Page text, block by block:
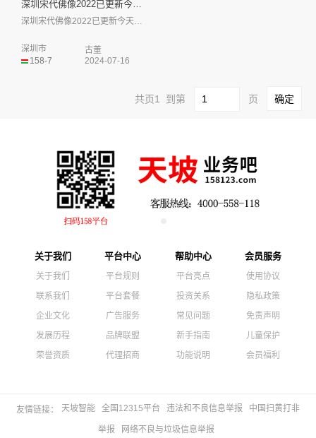
深圳宋代佛像2022已更新今天...
深圳宋代佛像2022已更新今天行情现金收...
158-7
深圳市
古董
2024-07-16
共页1 到第 页
关于我们
关于我们
联系我们
企业文化
发展历程
荣誉资质
平台中心
平台规则
平台套餐
广告服务
品牌联盟
代理招商
帮助中心
平台亮点
投资关系
常见问题
新手指南
功能说明
会员服务
使用协议
隐私政策
免责声明
儿童保护
会员福利
友情链接： 天坡智能 全国12315平台 违法和不良信息举报 中国扫黄打非
举报 网络不良与垃圾信息举报